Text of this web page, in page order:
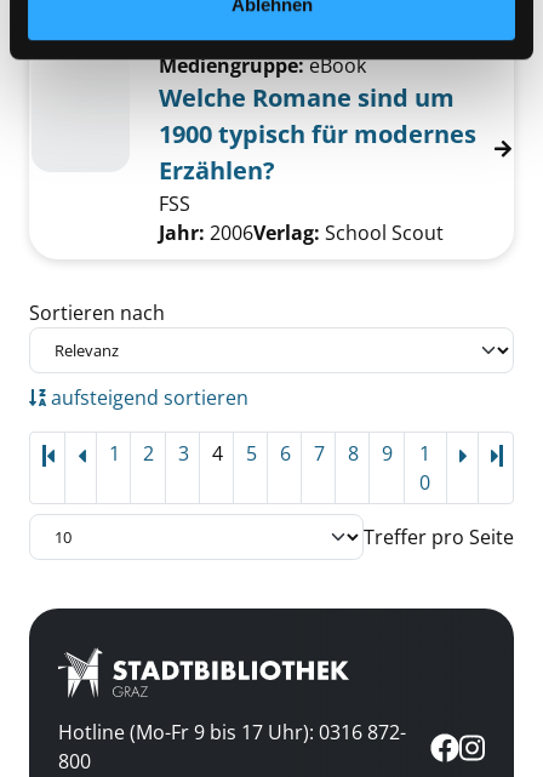
Suche nach diesem Verfasser
2006Verlag:
Mediengruppe:eBook
Welche Romane sind um
1900 typisch für modernes
Erzählen?
FSS
Suche nach diesem Verfasser
Jahr: 2006Verlag: School Scout
Zu den Suchfiltern springen
Sortieren nach
aufsteigend sortieren
1 2 3 4 5 6 7 8 9
1
0
Treffer pro Seite
Hotline (Mo-Fr 9 bis 17 Uhr): 0316 872-
800